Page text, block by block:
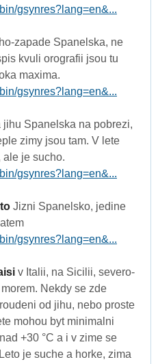
gsynres?lang=en&...
zapade Spanelska, ne
kvuli orografii jsou tu
maxima.
gsynres?lang=en&...
jihu Spanelska na pobrezi,
zimy jsou tam. V lete
ale je sucho.
gsynres?lang=en&...
Jizni Spanelsko, jedine
gsynres?lang=en&...
v Italii, na Sicilii, severo-
Nekdy se zde
od jihu, nebo proste
mohou byt minimalni
+30 °C a i v zime se
je suche a horke, zima